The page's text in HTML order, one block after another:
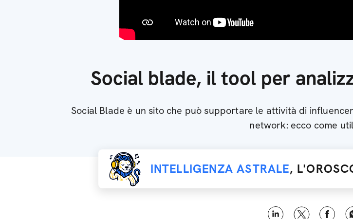
Social blade, il tool per
Social Blade è un sito che può supportare le attività di
network: ecco come
INTELLIGENZA ASTRALE,